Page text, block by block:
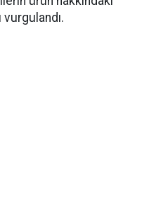
vurgulandı.